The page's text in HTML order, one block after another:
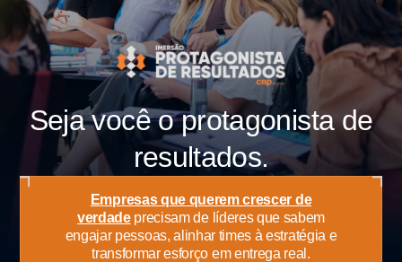
Seja você o protagonista de
resultados.
Empresas que querem crescer de
verdadeprecisam de líderes que sabem
engajar pessoas, alinhar times à estratégia e
transformar esforço em entrega real.